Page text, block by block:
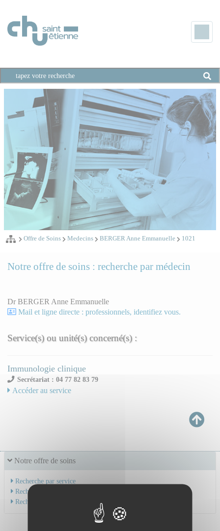
Offre de Soins Medecins BERGER Anne Emmanuelle 1021
Notre offre de soins
Recherche par service
Recherche par spécialité
Recherche par médecin
Notre offre de soins : recherche par médecin
Dr BERGER Anne Emmanuelle
Mail et ligne directe : professionnels, identifiez vous.
Service(s) ou unité(s) concerné(s) :
Immunologie clinique
Secrétariat : 04 77 82 83 79
Accéder au service